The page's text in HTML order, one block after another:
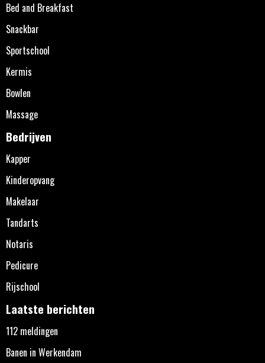
Bed and Breakfast
Snackbar
Sportschool
Kermis
Bowlen
Massage
Bedrijven
Kapper
Kinderopvang
Makelaar
Tandarts
Notaris
Pedicure
Rijschool
Laatste berichten
112 meldingen
Banen in Werkendam